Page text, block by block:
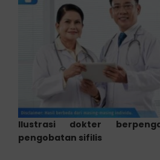
Ilustrasi dokter
pengobatan sifilis